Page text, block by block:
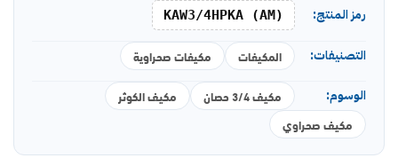
رمز المنتج: KAW3/4HPKA (AM)
التصنيفات: المكيفات مكيفات صحراوية
الوسوم: مكيف 3/4 حصان
مكيف الكوثر
مكيف صحراوي